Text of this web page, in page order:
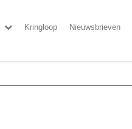
Kringloop Nieuwsbrieven